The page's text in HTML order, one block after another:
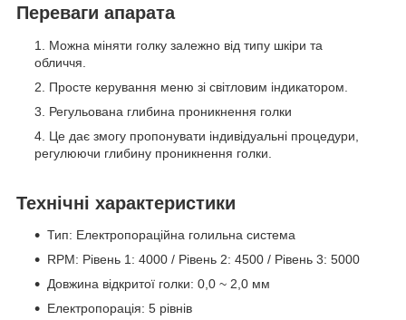
Переваги апарата
Можна міняти голку залежно від типу шкіри та
обличчя.
Просте керування меню зі світловим індикатором.
Регульована глибина проникнення голки
Це дає змогу пропонувати індивідуальні процедури,
регулюючи глибину проникнення голки.
Технічні характеристики
Тип: Електропораційна голильна система
RPM: Рівень 1: 4000 / Рівень 2: 4500 / Рівень 3: 5000
Довжина відкритої голки: 0,0 ~ 2,0 мм
Електропорація: 5 рівнів